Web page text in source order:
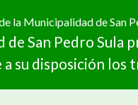
la Municipalidad de San
de San Pedro
a su disposición